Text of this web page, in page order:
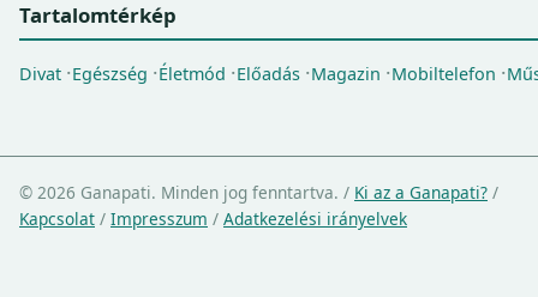
Tartalomtérkép
Divat Egészség Életmód Előadás Magazin Mobiltelefon
© 2026 Ganapati. Minden jog fenntartva. / Ki az a Ganapati? /
Kapcsolat / Impresszum / Adatkezelési irányelvek